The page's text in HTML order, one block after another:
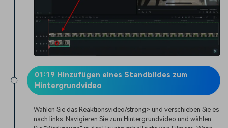
01:19 Hinzufügen eines Standbildes zum
Hintergrundvideo
Wählen Sie das Reaktionsvideo/strong> und verschieben Sie es
nach links. Navigieren Sie zum Hintergrundvideo und wählen